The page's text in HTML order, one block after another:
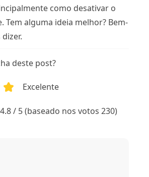
como desativar o
Tem alguma ideia melhor? Bem-
deste post?
Excelente
/ 5 (baseado nos votos 230)